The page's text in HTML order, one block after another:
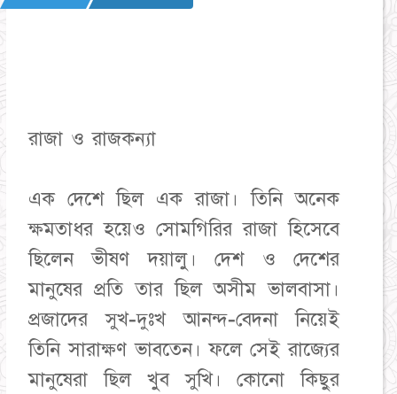
রাজা ও রাজকন্যা
এক দেশে ছিল এক রাজা। তিনি অনেক
ক্ষমতাধর হয়েও সোমগিরির রাজা হিসেবে
ছিলেন ভীষণ দয়ালু। দেশ ও দেশের
মানুষের প্রতি তার ছিল অসীম ভালবাসা।
প্রজাদের সুখ-দুঃখ আনন্দ-বেদনা নিয়েই
তিনি সারাক্ষণ ভাবতেন। ফলে সেই রাজ্যের
মানুষেরা ছিল খুব সুখি। কোনো কিছুর